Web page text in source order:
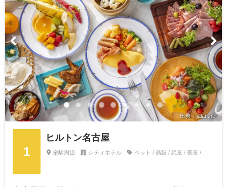
出典：jalan.net
1
ヒルトン名古屋
栄駅周辺 シティホテル ペット / 高級 / 絶景 / 夜景 /